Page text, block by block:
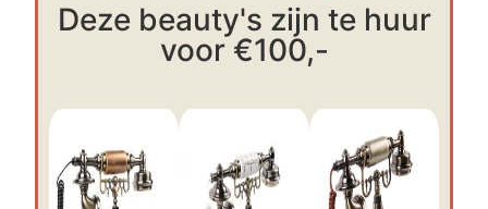
Deze beauty's zijn te huur
voor €100,-